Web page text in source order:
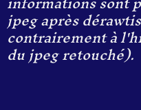
jpeg après
contrairement à
du jpeg retouché).